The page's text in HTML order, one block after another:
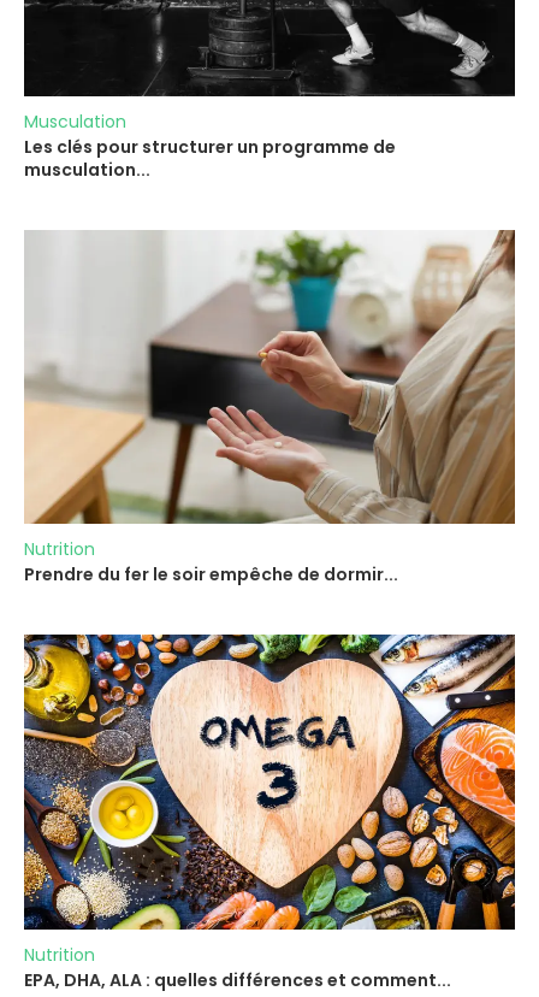
Musculation
Les clés pour structurer un programme de
musculation...
Nutrition
Prendre du fer le soir empêche de dormir...
Nutrition
EPA, DHA, ALA : quelles différences et comment...